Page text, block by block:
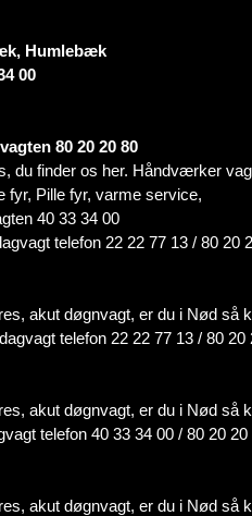
Humlebæk
00
80 20 20 80
du finder os her. Håndværker
Pille fyr, varme service,
40 33 34 00
telefon 22 22 77 13 / 80 20
akut døgnvagt, er du i Nød så
telefon 22 22 77 13 / 80 20
akut døgnvagt, er du i Nød så
telefon 40 33 34 00 / 80 20 20
akut døgnvagt, er du i Nød så